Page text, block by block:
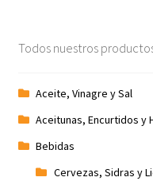
Todos nuestros
Aceite, Vinagre y Sal
Aceitunas, Encurtidos y
Bebidas
Cervezas, Sidras y